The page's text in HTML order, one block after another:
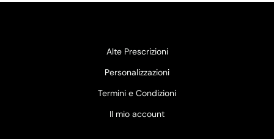
Alte Prescrizioni
Personalizzazioni
Termini e Condizioni
Il mio account